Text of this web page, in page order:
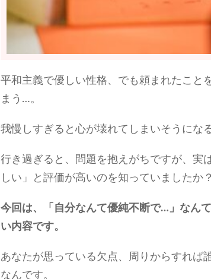
平和主義で優しい性格、でも頼まれたこと
まう…。
我慢しすぎると心が壊れてしまいそうになる
行き過ぎると、問題を抱えがちですが、実
しい」と評価が高いのを知っていましたか？
今回は、「自分なんて優純不断で…」なん
い内容です。
あなたが思っている欠点、周りからすれば
なんです。